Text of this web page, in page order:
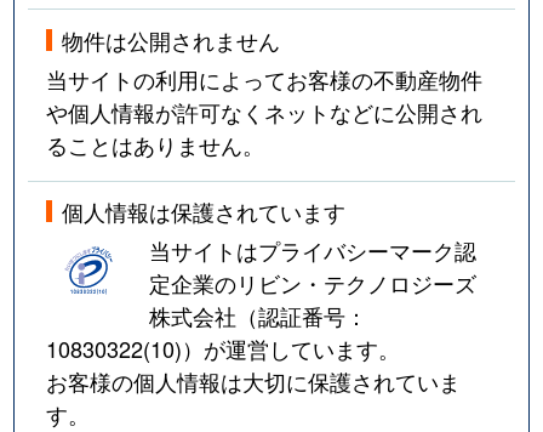
物件は公開されません
当サイトの利用によってお客様の不動産物件
や個人情報が許可なくネットなどに公開され
ることはありません。
個人情報は保護されています
当サイトはプライバシーマーク認
定企業のリビン・テクノロジーズ
株式会社（認証番号：
10830322(10)）が運営しています。
お客様の個人情報は大切に保護されていま
す。